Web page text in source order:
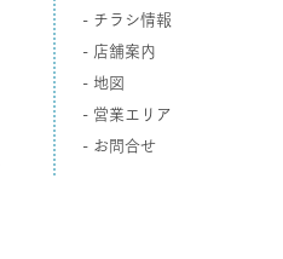
- チラシ情報
- 店舗案内
- 地図
- 営業エリア
- お問合せ